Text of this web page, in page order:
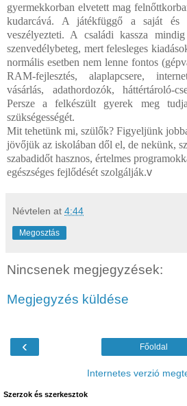
gyermekkorban elvetett mag
kudarcává. A játékfüggő a saját és
veszélyezteti. A családi kassza
szenvedélybeteg, mert felesleges
normális esetben nem lenne fontos
RAM-fejlesztés, alaplapcsere,
vásárlás, adathordozók, háttértároló-
Persze a felkészült gyerek meg
szükségességét.
Mit tehetünk mi, szülők? Figyeljünk
jövőjük az iskolában dől el, de nekünk,
szabadidőt hasznos, értelmes
egészséges fejlődését szolgálják.v
Névtelen at 4:44
Megosztás
Nincsenek megjegyzések:
Megjegyzés küldése
‹ Főoldal
Internetes verzió
Szerzok és szerkesztok